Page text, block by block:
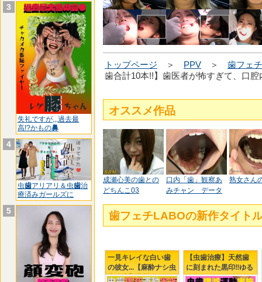
3
失礼ですが,,,過去最
高!?かもの鼻
4
虫歯アリアリ＆虫歯治
療済みガールズに
5
トップページ ＞ PPV ＞ 歯フェ
歯合計10本!!】歯医者が怖すぎて、口
オススメ作品
成瀬心美の歯との
どちんこ03
口内「歯」観察あ
みチャン データ
熟女さん
歯フェチLABOの新作タイ
一見キレイな白い歯
の彼女...【麻酔ナシ虫
歯治療】藤川乃風ち
【虫歯治療】天然歯
に刻まれた黒印‼ゆる
ふわましゅまろボデ